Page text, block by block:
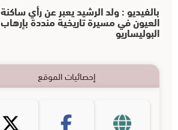
بالفيديو : ولد الرشيد يعبر عن رأي ساكنة
العيون في مسيرة تاريخية منددة بإرهاب
البوليساريو
إحصائيات الموقع